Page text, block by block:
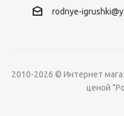
rodnye-
2010-2026 © Интернет
ценой